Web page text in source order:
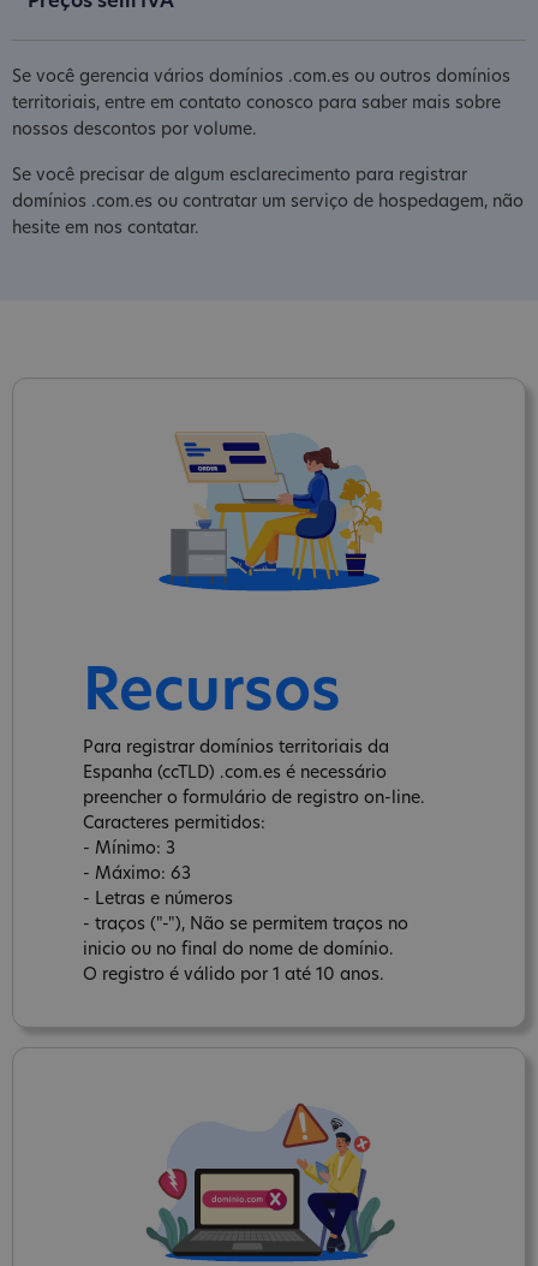
Se você gerencia vários domínios .com.es ou outros domínios
territoriais, entre em contato conosco para saber mais sobre
nossos descontos por volume.
Se você precisar de algum esclarecimento para registrar
domínios .com.es ou contratar um serviço de hospedagem, não
hesite em nos contatar.
Recursos
Para registrar domínios territoriais da
Espanha (ccTLD) .com.es é necessário
preencher o formulário de registro on-line.
Caracteres permitidos:
- Mínimo: 3
- Máximo: 63
- Letras e números
- traços ("-"), Não se permitem traços no
inicio ou no final do nome de domínio.
O registro é válido por 1 até 10 anos.